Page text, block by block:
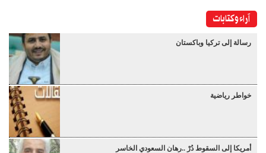
آراء وكتابات
رسالة إلى تركيا وباكستان
خواطر رياضية
أمريكا إلى السقوط دُرْ ..رهان السعودي الخاسر